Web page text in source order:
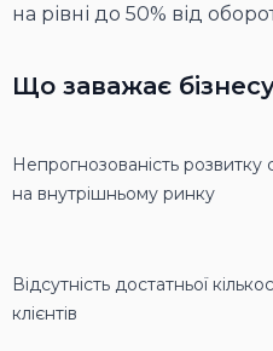
на рівні до 50% від
Що заважає
Непрогнозованість розвитку
на внутрішньому ринку
Відсутність достатньої
клієнтів